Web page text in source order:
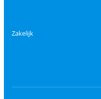
Zakelijk